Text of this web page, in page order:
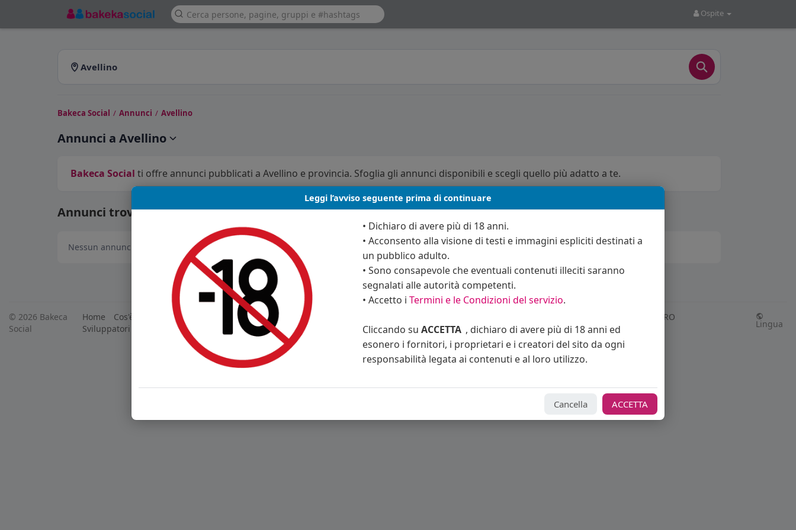
Ospite
Avellino
Bakeca Social / Annunci / Avellino
Annunci a Avellino
Bakeca Social ti offre annunci pubblicati a Avellino e provincia. Sfoglia gli annunci disponibili e scegli quello più adatto a te.
Annunci trovati: 0
Nessun annuncio disponibile in questa sezione.
© 2026 Bakeca
Social
Home Cos'è BakecaSocial Mercatino Blog Eventi
Richiedi rimborso abbonamento PRO
Sviluppatori
Centro Assistenza Supporto Lingua
Leggi l’avviso seguente prima di continuare
• Dichiaro di avere più di 18 anni.
• Acconsento alla visione di testi e immagini espliciti destinati a
un pubblico adulto.
• Sono consapevole che eventuali contenuti illeciti saranno
segnalati alle autorità competenti.
• Accetto i Termini e le Condizioni del servizio.
Cliccando su ACCETTA , dichiaro di avere più di 18 anni ed
esonero i fornitori, i proprietari e i creatori del sito da ogni
responsabilità legata ai contenuti e al loro utilizzo.
Cancella ACCETTA